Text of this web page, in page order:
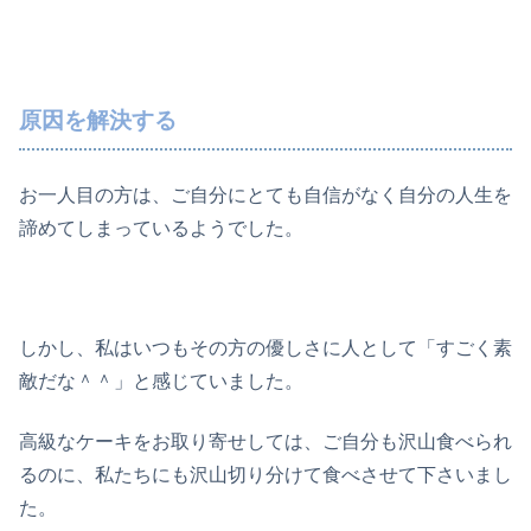
原因を解決する
お一人目の方は、ご自分にとても自信がなく自分の人生を
諦めてしまっているようでした。
しかし、私はいつもその方の優しさに人として「すごく素
敵だな＾＾」と感じていました。
高級なケーキをお取り寄せしては、ご自分も沢山食べられ
るのに、私たちにも沢山切り分けて食べさせて下さいまし
た。